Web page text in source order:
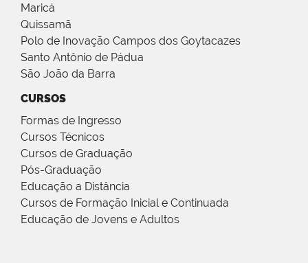
Maricá
Quissamã
Polo de Inovação Campos dos Goytacazes
Santo Antônio de Pádua
São João da Barra
CURSOS
Formas de Ingresso
Cursos Técnicos
Cursos de Graduação
Pós-Graduação
Educação a Distância
Cursos de Formação Inicial e Continuada
Educação de Jovens e Adultos